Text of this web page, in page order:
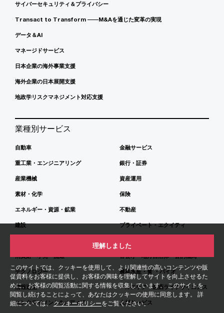
このサイトでは、クッキーを使用して、より関連性の高いコンテンツや販
促資料をお客様に提供し、お客様の興味を理解してサイトを向上させるた
めに、お客様の閲覧活動に関する情報を収集しています。 このサイトを
閲覧し続けることによって、あなたはクッキーの使用に同意します。 詳
細については、クッキーポリシーをご覧ください。
理解しました
サイバーセキュリティ＆プライバシー
Transact to Transform ――M&Aを通じた変革の実現
データ＆AI
マネージドサービス
日本企業の海外事業支援
海外企業の日本展開支援
地政学リスクマネジメント対応支援
業種別サービス
自動車
重工業・エンジニアリング
産業機械
素材・化学
エネルギー・資源・鉱業
建設
消費財・小売・流通
テクノロジー
情報通信
エンタテイメント&メディア
金融サービス
銀行・証券
資産運用
保険
不動産
プライベート・エクイティ
官公庁・地方自治体・公的機関
農林水産・食 ・バイオ
ヘルスケア・医薬ライフサイエンス
人材サービス